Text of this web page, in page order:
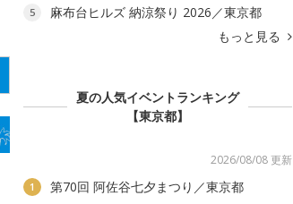
5
麻布台ヒルズ 納涼祭り 2026／東京都
もっと見る
夏の人気イベントランキング
【東京都】
2026/08/08 更新
1 第70回 阿佐谷七夕まつり／東京都